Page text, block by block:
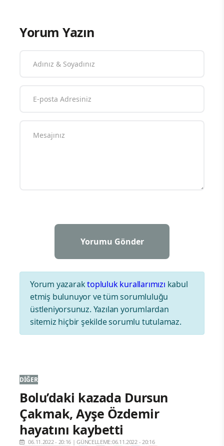
Yorum Yazın
Yorum yazaraktopluluk kurallarımızı kabul
etmiş bulunuyor ve tüm sorumluluğu
üstleniyorsunuz. Yazılan yorumlardan
sitemiz hiçbir şekilde sorumlu tutulamaz.
DIĞER
Bolu’daki kazada Dursun
Çakmak, Ayşe Özdemir
hayatını kaybetti
06.11.2022 - 20:16 |GÜNCELLEME:06.11.2022 - 20:16